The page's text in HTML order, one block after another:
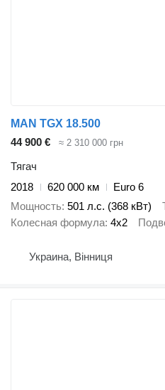
MAN TGX 18.500
44 900 €
≈ 2 310 000 грн
Тягач
2018
620 000 км
Euro 6
Мощность 501 л.с. (368 кВт)
Колесная формула 4x2
Украина, Вінниця